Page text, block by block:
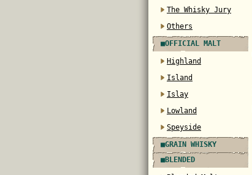
The Whisky Jury
Others
■OFFICIAL MALT
Highland
Island
Islay
Lowland
Speyside
■GRAIN WHISKY
■BLENDED